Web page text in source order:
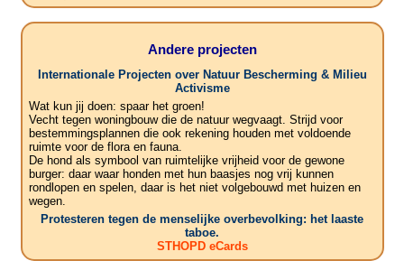
Andere projecten
Internationale Projecten over Natuur Bescherming & Milieu
Activisme
Wat kun jij doen: spaar het groen!
Vecht tegen woningbouw die de natuur wegvaagt. Strijd voor
bestemmingsplannen die ook rekening houden met voldoende
ruimte voor de flora en fauna.
De hond als symbool van ruimtelijke vrijheid voor de gewone
burger: daar waar honden met hun baasjes nog vrij kunnen
rondlopen en spelen, daar is het niet volgebouwd met huizen en
wegen.
Protesteren tegen de menselijke overbevolking: het laaste
taboe.
STHOPD eCards